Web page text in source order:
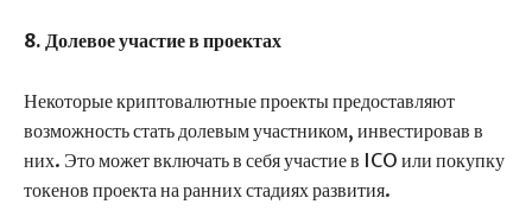
8. Долевое участие в проектах
Некоторые криптовалютные проекты предоставляют
возможность стать долевым участником, инвестировав в
них. Это может включать в себя участие в ICO или покупку
токенов проекта на ранних стадиях развития.